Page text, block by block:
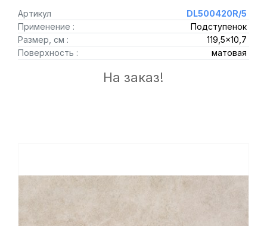
Артикул
DL500420R/5
Применение :
Подступенок
Размер, см :
119,5x10,7
Поверхность :
матовая
На заказ!